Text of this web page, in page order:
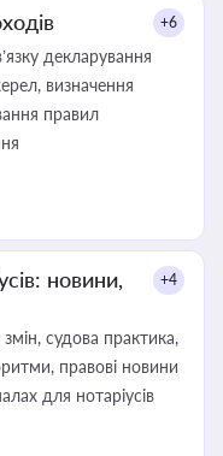
+6
декларування
визначення
правил
новини,
+4
судова практика,
правові новини
для нотаріусів